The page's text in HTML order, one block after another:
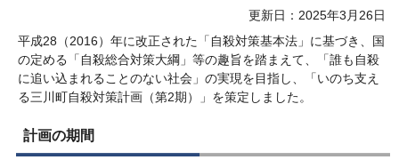
更新日：2025年3月26日
平成28（2016）年に改正された「自殺対策基本法」に基づき、国
の定める「自殺総合対策大綱」等の趣旨を踏まえて、「誰も自殺
に追い込まれることのない社会」の実現を目指し、「いのち支え
る三川町自殺対策計画（第2期）」を策定しました。
計画の期間